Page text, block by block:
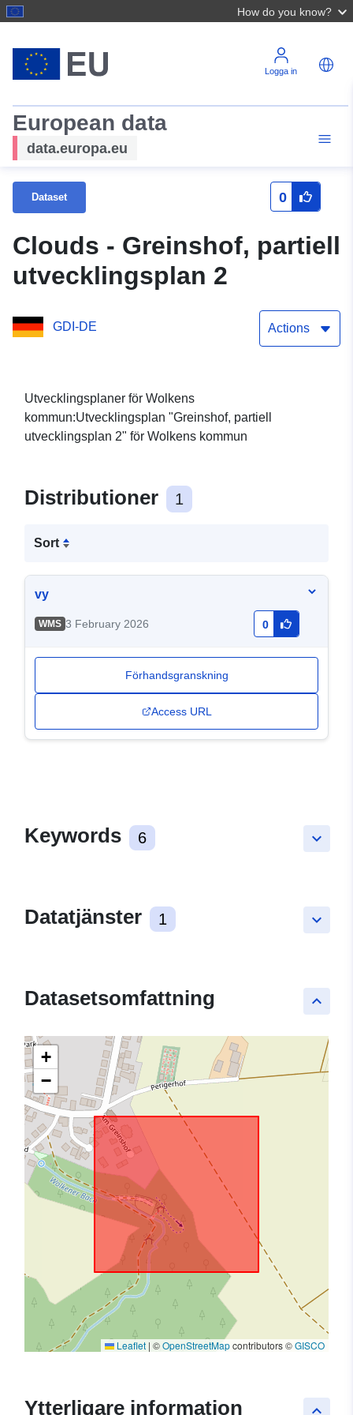
How do you know?
Logga in
European data
data.europa.eu
Dataset 0
Clouds - Greinshof, partiell
utvecklingsplan 2
GDI-DE Actions
Utvecklingsplaner för Wolkens
kommun:Utvecklingsplan "Greinshof, partiell
utvecklingsplan 2" för Wolkens kommun
Distributioner 1
Sort
vy
WMS 3 February 2026 0
Förhandsgranskning
Access URL
keyboard_arrow_down
Keywords 6
keyboard_arrow_down
Datatjänster 1
keyboard_arrow_up
Datasetsomfattning
+
−
Leaflet | ©OpenStreetMapcontributors ©GISCO
keyboard_arrow_up
Ytterligare information